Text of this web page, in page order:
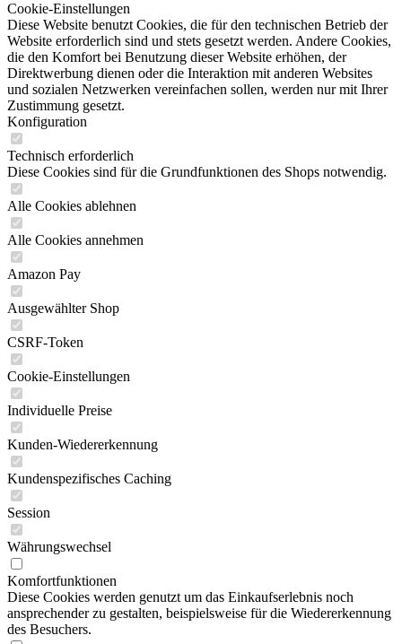
Cookie-Einstellungen
Diese Website benutzt Cookies, die für den technischen Betrieb der
Website erforderlich sind und stets gesetzt werden. Andere Cookies,
die den Komfort bei Benutzung dieser Website erhöhen, der
Direktwerbung dienen oder die Interaktion mit anderen Websites
und sozialen Netzwerken vereinfachen sollen, werden nur mit Ihrer
Zustimmung gesetzt.
Konfiguration
Technisch erforderlich
Diese Cookies sind für die Grundfunktionen des Shops notwendig.
Alle Cookies ablehnen
Alle Cookies annehmen
Amazon Pay
Ausgewählter Shop
CSRF-Token
Cookie-Einstellungen
Individuelle Preise
Kunden-Wiedererkennung
Kundenspezifisches Caching
Session
Währungswechsel
Komfortfunktionen
Diese Cookies werden genutzt um das Einkaufserlebnis noch
ansprechender zu gestalten, beispielsweise für die Wiedererkennung
des Besuchers.